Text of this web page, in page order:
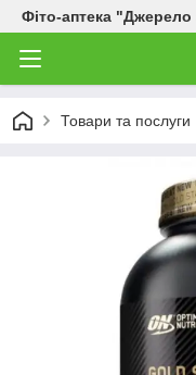
Фіто-аптека
Товари та послуги